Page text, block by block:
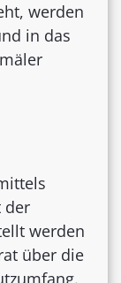
werden
in das
der
werden
über die